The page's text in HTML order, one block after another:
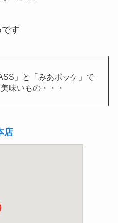
す
」と「みあポッケ」で
味いもの・・・
店